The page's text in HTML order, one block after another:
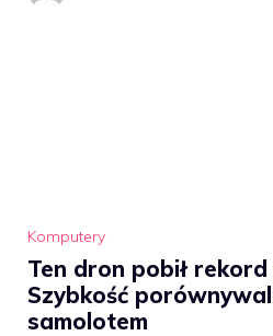
Komputery
Ten dron pobił
Szybkość
samolotem